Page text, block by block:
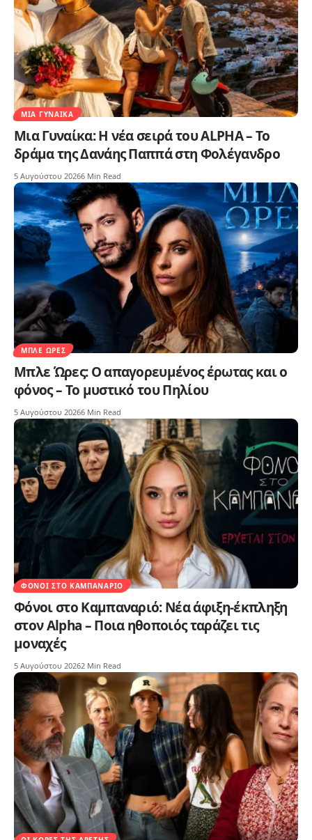
ΜΙΑ ΓΥΝΑΊΚΑ
Μια Γυναίκα: Η νέα σειρά του ALPHA – Το
δράμα της Δανάης Παππά στη Φολέγανδρο
5 Αυγούστου 20266 Min Read
ΜΠΛΕ ΏΡΕΣ
Μπλε Ώρες: Ο απαγορευμένος έρωτας και ο
φόνος – Το μυστικό του Πηλίου
5 Αυγούστου 20266 Min Read
ΦΌΝΟΙ ΣΤΟ ΚΑΜΠΑΝΑΡΙΌ
Φόνοι στο Καμπαναριό: Νέα άφιξη-έκπληξη
στον Alpha – Ποια ηθοποιός ταράζει τις
μοναχές
5 Αυγούστου 20262 Min Read